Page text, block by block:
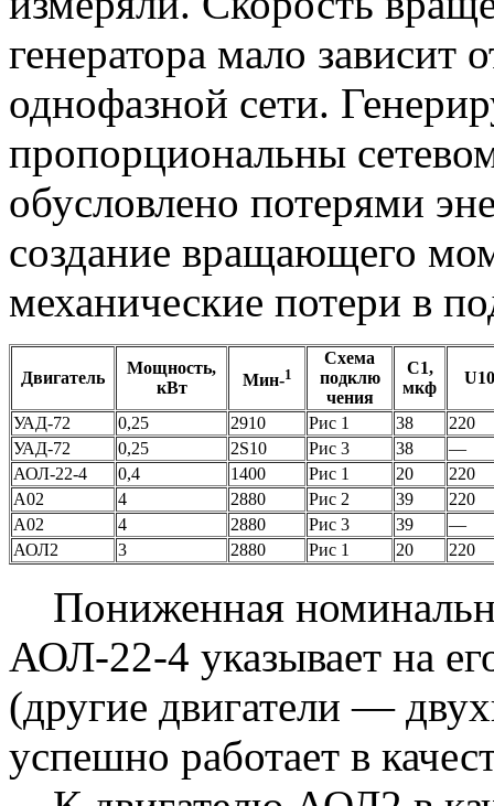
генератора мало
однофазной сети.
пропорциональны
обусловлено потерями
создание вращающего
механические потери в
Двигатель
Мощность,
кВт
Мин-1
Схема
подклю
чения
С1,
мкф
УАД-72 0,25 2910 Рис 1 38
220
УАД-72
0,25 2S10 Рис 3 38
—
АОЛ-22-4
0,4 1400 Рис 1 20
220
А02
4 2880 Рис 2 39
220
А02
4 2880 Рис 3 39
—
АОЛ2
3 2880 Рис 1 20 220
Пониженная
АОЛ-22-4 указывает на
(другие двигатели —
успешно работает в